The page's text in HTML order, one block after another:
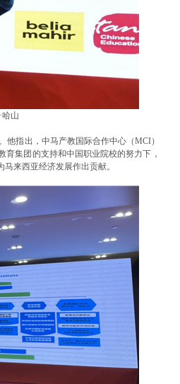
哈山
他指出，中马产教国际合作中心（MCI）
集团的支持和中国职业院校的努力下，
来西亚经济发展作出贡献。